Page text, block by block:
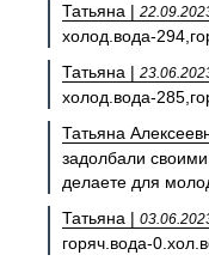
Татьяна |
холод.вода-
Татьяна |
холод.вода-
Татьяна
задолбали
делаете для
Татьяна |
горяч.вода-